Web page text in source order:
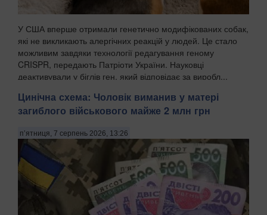
У США вперше отримали генетично модифікованих собак,
які не викликають алергічних реакцій у людей. Це стало
можливим завдяки технології редагування геному
CRISPR, передають Патріоти України. Науковці
деактивували у біглів ген, який відповідає за виробл...
Цинічна схема: Чоловік виманив у матері
загиблого військового майже 2 млн грн
п’ятниця, 7 серпень 2026, 13:26